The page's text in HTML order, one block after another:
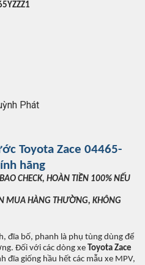
ớc Toyota Zace 04465-
hãng
CHECK, HOÀN TIỀN 100% NẾU
MUA HÀNG THƯỜNG, KHÔNG
đĩa bố, phanh là phụ tùng dùng để
Đối với các dòng xe Toyota Zace
đĩa giống hầu hết các mẫu xe MPV,